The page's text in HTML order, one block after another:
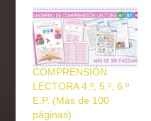
COMPRENSIÓN
LECTORA 4.º, 5.º, 6.º
E.P. (Más de 100
páginas)